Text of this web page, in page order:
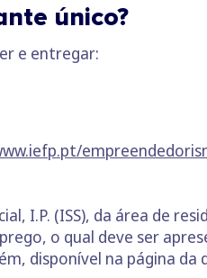
único?
e entregar:
I.P. (ISS), da área de
o qual deve ser
disponível na página da